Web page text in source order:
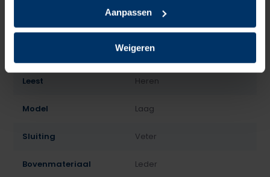
Aanpassen
Weigeren
Merk HKS
S2
Leest Heren
Model Laag
Sluiting Veter
Bovenmateriaal Leder